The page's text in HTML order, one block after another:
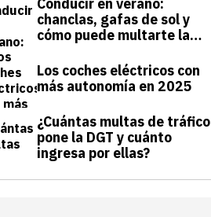
chanclas, gafas de sol y
cómo puede multarte la
Los coches eléctricos con
más autonomía en 2025
¿Cuántas multas de tráfico
pone la DGT y cuánto
ingresa por ellas?